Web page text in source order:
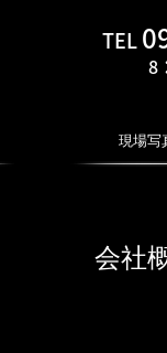
TEL
8
現場写
会社